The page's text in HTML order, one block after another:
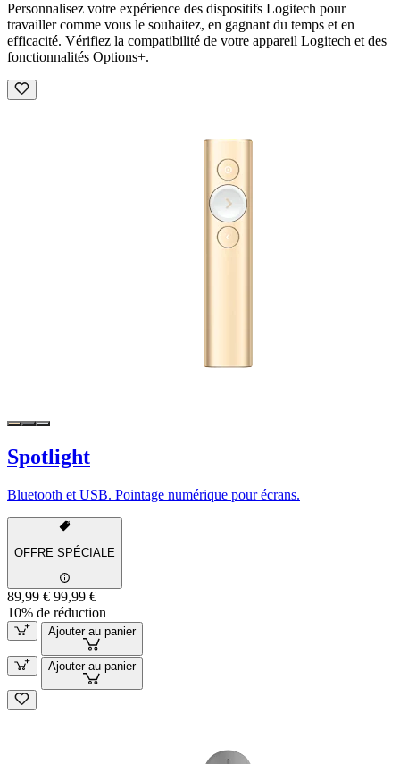
Personnalisez votre expérience des dispositifs Logitech pour
travailler comme vous le souhaitez, en gagnant du temps et en
efficacité. Vérifiez la compatibilité de votre appareil Logitech et des
fonctionnalités Options+.
Spotlight
Bluetooth et USB. Pointage numérique pour écrans.
OFFRE SPÉCIALE
89,99 € 99,99 €
10% de réduction
Ajouter au panier
Ajouter au panier